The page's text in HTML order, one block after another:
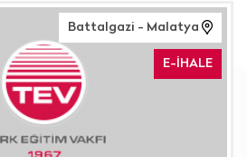
Battalgazi - Malatya
E-İHALE